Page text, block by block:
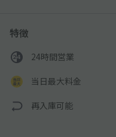
特徴
24時間営業
当日最大料金
再入庫可能